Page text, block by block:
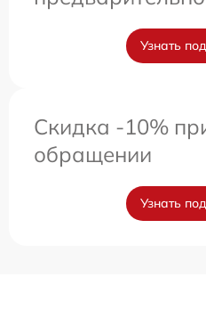
Узнать
Скидка -10%
обращении
Узнать